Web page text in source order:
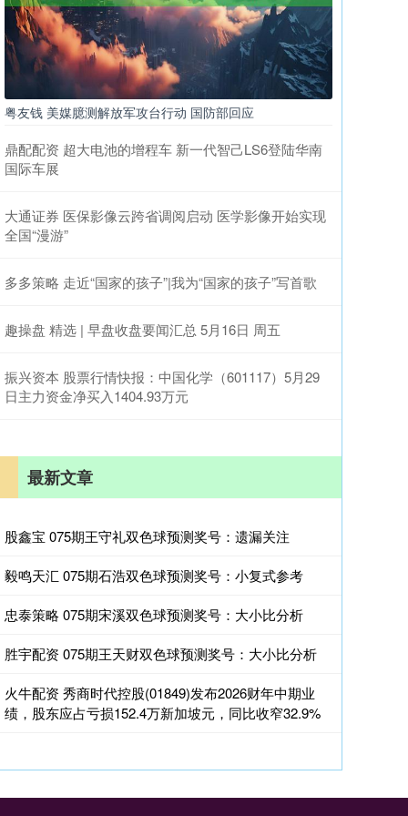
粤友钱 美媒臆测解放军攻台行动 国防部回应
鼎配配资 超大电池的增程车 新一代智己LS6登陆华南
国际车展
大通证券 医保影像云跨省调阅启动 医学影像开始实现
全国“漫游”
多多策略 走近“国家的孩子”|我为“国家的孩子”写首歌
趣操盘 精选 | 早盘收盘要闻汇总 5月16日 周五
振兴资本 股票行情快报：中国化学（601117）5月29
日主力资金净买入1404.93万元
最新文章
股鑫宝 075期王守礼双色球预测奖号：遗漏关注
毅鸣天汇 075期石浩双色球预测奖号：小复式参考
忠泰策略 075期宋溪双色球预测奖号：大小比分析
胜宇配资 075期王天财双色球预测奖号：大小比分析
火牛配资 秀商时代控股(01849)发布2026财年中期业
绩，股东应占亏损152.4万新加坡元，同比收窄32.9%